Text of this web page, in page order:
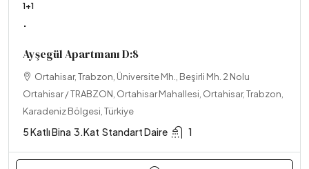
1+1
.
Ayşegül Apartmanı D:8
Ortahisar, Trabzon, Üniversite Mh., Beşirli Mh. 2 Nolu
Ortahisar / TRABZON, Ortahisar Mahallesi, Ortahisar, Trabzon,
Karadeniz Bölgesi, Türkiye
5 Katlı Bina 3.Kat Standart Daire 1